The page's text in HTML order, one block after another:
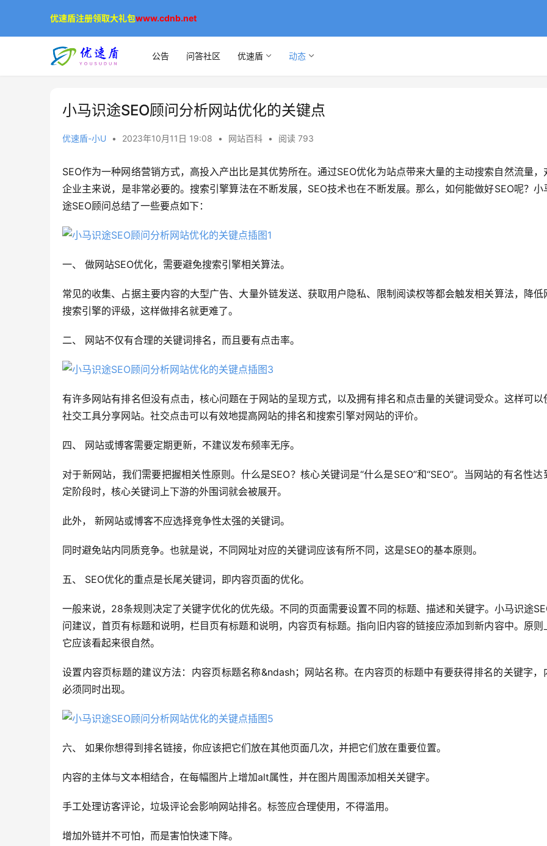
公告 问答社区 优速盾 动态
小马识途SEO顾问分析网站优化的关键点
优速盾-小U • 2023年10月11日 19:08 • 网站百科 • 阅读 793
SEO作为一种网络营销方式，高投入产出比是其优势所在。通过SEO优化为站点带来大量的主动搜索自然流量，
企业主来说，是非常必要的。搜索引擎算法在不断发展，SEO技术也在不断发展。那么，如何能做好SEO呢？小
途SEO顾问总结了一些要点如下：
一、 做网站SEO优化，需要避免搜索引擎相关算法。
常见的收集、占据主要内容的大型广告、大量外链发送、获取用户隐私、限制阅读权等都会触发相关算法，降低
搜索引擎的评级，这样做排名就更难了。
二、 网站不仅有合理的关键词排名，而且要有点击率。
有许多网站有排名但没有点击，核心问题在于网站的呈现方式，以及拥有排名和点击量的关键词受众。这样可以
社交工具分享网站。社交点击可以有效地提高网站的排名和搜索引擎对网站的评价。
四、 网站或博客需要定期更新，不建议发布频率无序。
对于新网站，我们需要把握相关性原则。什么是SEO？核心关键词是“什么是SEO”和“SEO”。当网站的有名性达
定阶段时，核心关键词上下游的外围词就会被展开。
此外， 新网站或博客不应选择竞争性太强的关键词。
同时避免站内同质竞争。也就是说，不同网址对应的关键词应该有所不同，这是SEO的基本原则。
五、 SEO优化的重点是长尾关键词，即内容页面的优化。
一般来说，28条规则决定了关键字优化的优先级。不同的页面需要设置不同的标题、描述和关键字。小马识途
问建议，首页有标题和说明，栏目页有标题和说明，内容页有标题。指向旧内容的链接应添加到新内容中。原则
它应该看起来很自然。
设置内容页标题的建议方法：内容页标题名称&ndash；网站名称。在内容页的标题中有要获得排名的关键字，
必须同时出现。
六、 如果你想得到排名链接，你应该把它们放在其他页面几次，并把它们放在重要位置。
内容的主体与文本相结合，在每幅图片上增加alt属性，并在图片周围添加相关关键字。
手工处理访客评论，垃圾评论会影响网站排名。标签应合理使用，不得滥用。
增加外链并不可怕，而是害怕快速下降。
优速盾注册领取大礼包www.cdnb.net